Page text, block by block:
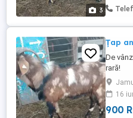
3
Țap
De
rară!
16
900